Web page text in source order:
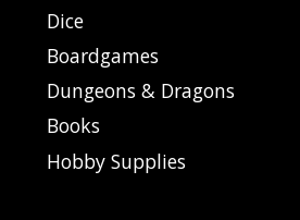
Dice
Boardgames
Dungeons & Dragons
Books
Hobby Supplies